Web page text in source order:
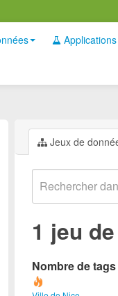
Applications
Jeux de
1 jeu
Nombre de